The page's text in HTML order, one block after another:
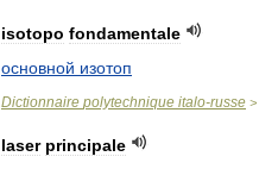
isotopo fondamentale
основной изотоп
Dictionnaire polytechnique italo-russe >
laser principale